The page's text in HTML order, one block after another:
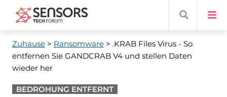
Zuhause> Ransomware> .KRAB Files Virus - So
entfernen Sie GANDCRAB V4 und stellen Daten
wieder her
BEDROHUNG ENTFERNT